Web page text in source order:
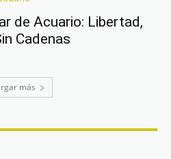
de Acuario: Libertad,
Cadenas
más